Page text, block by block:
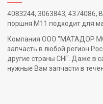
4083244, 3063843, 4374086,
поршня M11 подходит для
Компания ООО "МАТАДОР
запчасть в любой регион
другие страны СНГ. Даже в
нужные Вам запчасти в